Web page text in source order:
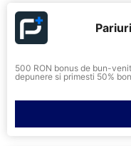
500 RON bonus de bun-
depunere si primesti 50%